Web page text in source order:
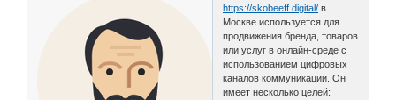
https://skobeeff.digital/ в
Москве используется для
продвижения бренда, товаров
или услуг в онлайн-среде с
использованием цифровых
каналов коммуникации. Он
имеет несколько целей: